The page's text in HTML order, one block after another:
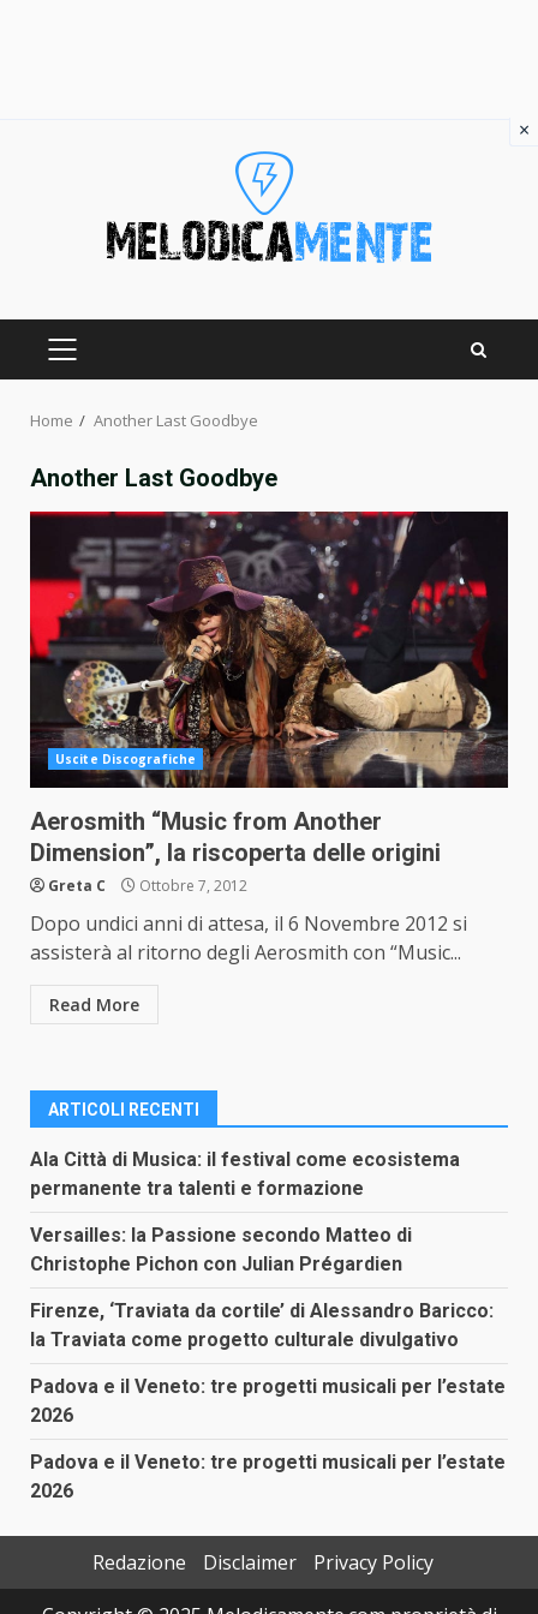
PRIMARY
Home Another Last Goodbye
Another Last Goodbye
Uscite Discografiche
Aerosmith “Music from Another
Dimension”, la riscoperta delle origini
Greta C Ottobre 7, 2012
Dopo undici anni di attesa, il 6 Novembre 2012 si
assisterà al ritorno degli Aerosmith con “Music...
Read More
ARTICOLI RECENTI
Ala Città di Musica: il festival come ecosistema
permanente tra talenti e formazione
Versailles: la Passione secondo Matteo di
Christophe Pichon con Julian Prégardien
Firenze, ‘Traviata da cortile’ di Alessandro Baricco:
la Traviata come progetto culturale divulgativo
Padova e il Veneto: tre progetti musicali per l’estate
2026
Padova e il Veneto: tre progetti musicali per l’estate
2026
Redazione Disclaimer
Privacy Policy
×